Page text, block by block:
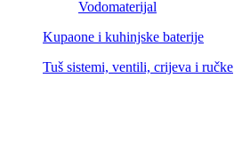
Vodomaterijal
Kupaone i kuhinjske baterije
Tuš sistemi, ventili, crijeva i ručke